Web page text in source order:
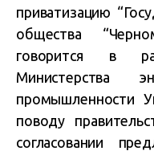
приватизацию
общества
говорится в
Министерства
промышленности
поводу
согласовании